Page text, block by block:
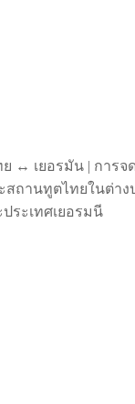
↔︎ เยอรมัน | การจ
ถานทูตไทยในต่าง
ระเทศเยอรมนี